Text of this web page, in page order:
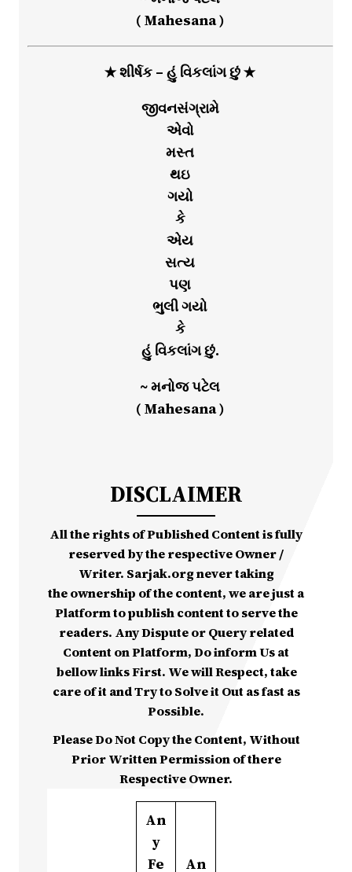
( Mahesana )
★ શીર્ષક – હું વિકલાંગ છું ★
જીવનસંગ્રામે
એવો
મસ્ત
થઇ
ગયો
કે
એય
સત્ય
પણ
ભુલી ગયો
કે
હું વિકલાંગ છું.
~ મનોજ પટેલ
( Mahesana )
DISCLAIMER
All the rights of Published Content is fully
reserved by the respective Owner /
Writer. Sarjak.org never taking
the ownership of the content, we are just a
Platform to publish content to serve the
readers. Any Dispute or Query related
Content on Platform, Do inform Us at
bellow links First. We will Respect, take
care of it and Try to Solve it Out as fast as
Possible.
Please Do Not Copy the Content, Without
Prior Written Permission of there
Respective Owner.
An
y
Fe
An